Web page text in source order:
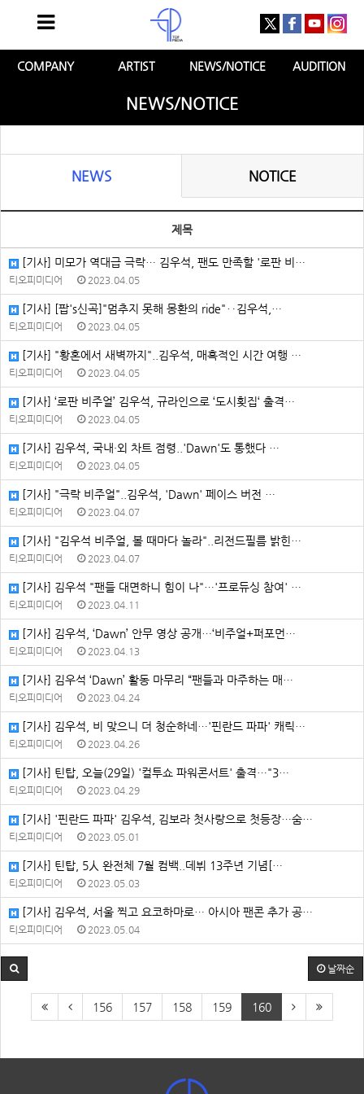
COMPANY ARTIST NEWS/NOTICE AUDITION
NEWS/NOTICE
NEWS NOTICE
제목
[기사] 미모가 역대급 극락… 김우석, 팬도 만족할 '로판 비…
티오피미디어 2023.04.05
[기사] [팝's신곡]"멈추지 못해 몽환의 ride"‥김우석,…
티오피미디어 2023.04.05
[기사] "황혼에서 새벽까지"..김우석, 매혹적인 시간 여행 …
티오피미디어 2023.04.05
[기사] ‘로판 비주얼’ 김우석, 규라인으로 ‘도시횟집‘ 출격…
티오피미디어 2023.04.05
[기사] 김우석, 국내·외 차트 점령..'Dawn'도 통했다 …
티오피미디어 2023.04.05
[기사] "극락 비주얼"..김우석, 'Dawn' 페이스 버전 …
티오피미디어 2023.04.07
[기사] "김우석 비주얼, 볼 때마다 놀라"..리전드필름 밝힌…
티오피미디어 2023.04.07
[기사] 김우석 "팬들 대면하니 힘이 나"…'프로듀싱 참여' …
티오피미디어 2023.04.11
[기사] 김우석, ‘Dawn’ 안무 영상 공개…‘비주얼+퍼포먼…
티오피미디어 2023.04.13
[기사] 김우석 ‘Dawn’ 활동 마무리 “팬들과 마주하는 매…
티오피미디어 2023.04.24
[기사] 김우석, 비 맞으니 더 청순하네…'핀란드 파파' 캐릭…
티오피미디어 2023.04.26
[기사] 틴탑, 오늘(29일) '컬투쇼 파워콘서트' 출격⋯"3…
티오피미디어 2023.04.29
[기사] '핀란드 파파' 김우석, 김보라 첫사랑으로 첫등장…숨…
티오피미디어 2023.05.01
[기사] 틴탑, 5人 완전체 7월 컴백..데뷔 13주년 기념[…
티오피미디어 2023.05.03
[기사] 김우석, 서울 찍고 요코하마로… 아시아 팬콘 추가 공…
티오피미디어 2023.05.04
날짜순
156 157 158 159 160